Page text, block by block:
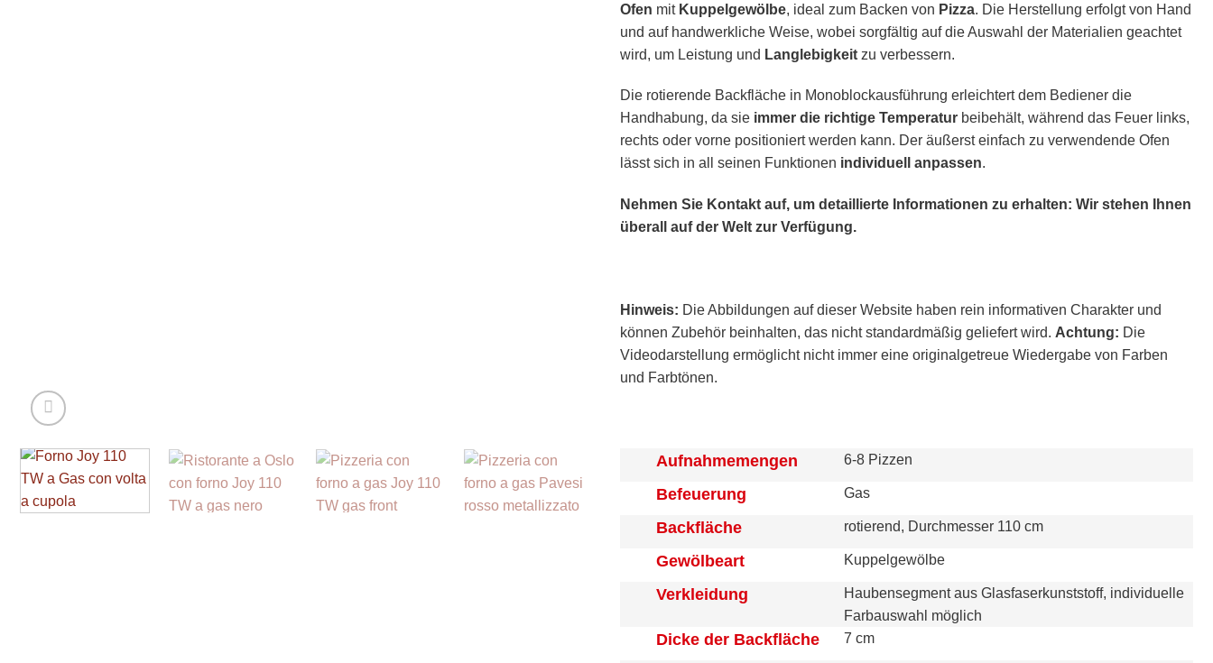
Ofen mit Kuppelgewölbe, ideal zum Backen von Pizza. Die Herstellung erfolgt von Hand
und auf handwerkliche Weise, wobei sorgfältig auf die Auswahl der Materialien geachtet
wird, um Leistung und Langlebigkeit zu verbessern.
Die rotierende Backfläche in Monoblockausführung erleichtert dem Bediener die
Handhabung, da sie immer die richtige Temperatur beibehält, während das Feuer links,
rechts oder vorne positioniert werden kann. Der äußerst einfach zu verwendende Ofen
lässt sich in all seinen Funktionen individuell anpassen.
Nehmen Sie Kontakt auf, um detaillierte Informationen zu erhalten: Wir stehen Ihnen
überall auf der Welt zur Verfügung.
Hinweis: Die Abbildungen auf dieser Website haben rein informativen Charakter und
können Zubehör beinhalten, das nicht standardmäßig geliefert wird. Achtung: Die
Videodarstellung ermöglicht nicht immer eine originalgetreue Wiedergabe von Farben
und Farbtönen.
Aufnahmemengen 6-8 Pizzen
Befeuerung Gas
Backfläche rotierend, Durchmesser 110 cm
Gewölbeart Kuppelgewölbe
Verkleidung
Haubensegment aus Glasfaserkunststoff, individuelle
Farbauswahl möglich
Dicke der Backfläche 7 cm